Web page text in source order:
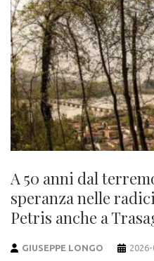
A 50 anni dal
speranza nelle
Petris anche a
GIUSEPPE LONGO